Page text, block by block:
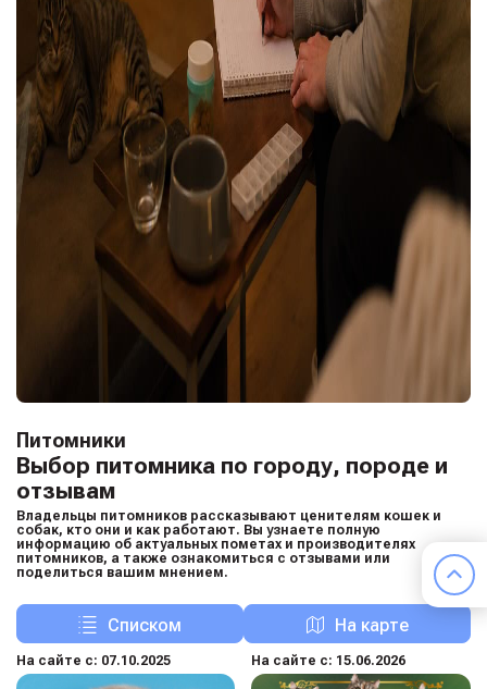
Питомники
Выбор питомника по городу, породе и
отзывам
Владельцы питомников рассказывают ценителям кошек и
собак, кто они и как работают. Вы узнаете полную
информацию об актуальных пометах и производителях
питомников, а также ознакомиться с отзывами или
поделиться вашим мнением.
Списком На карте
На сайте с: 07.10.2025 На сайте с: 15.06.2026